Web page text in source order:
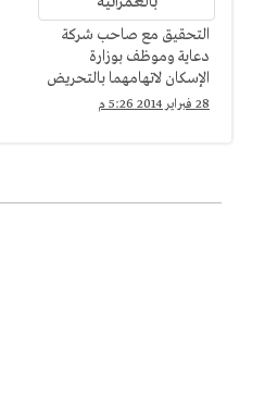
التحقيق مع صاحب شركة
دعاية وموظف بوزارة
الإسكان لاتهامهما بالتحريض
على العنف بالعمرانية
28 فبراير 2014 5:26 م